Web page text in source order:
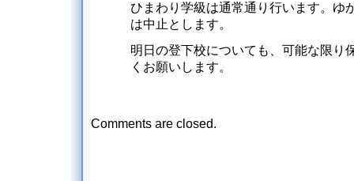
ひまわり学級は通常通り行います。ゆ
は中止とします。
明日の登下校についても、可能な限り
くお願いします。
Comments are closed.